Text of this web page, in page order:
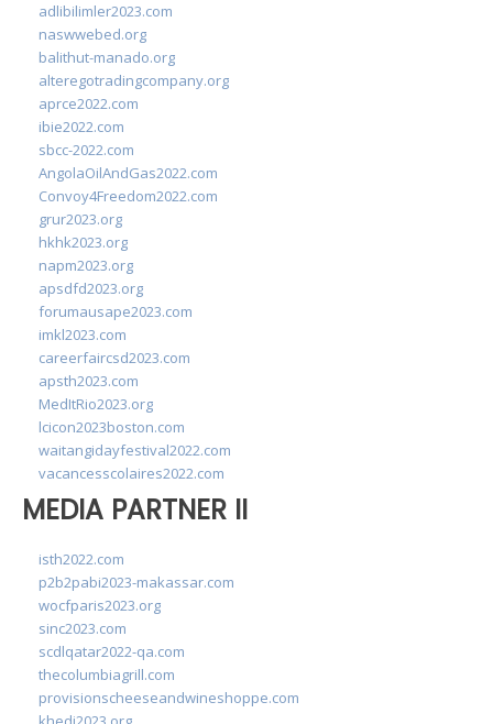
adlibilimler2023.com
naswwebed.org
balithut-manado.org
alteregotradingcompany.org
aprce2022.com
ibie2022.com
sbcc-2022.com
AngolaOilAndGas2022.com
Convoy4Freedom2022.com
grur2023.org
hkhk2023.org
napm2023.org
apsdfd2023.org
forumausape2023.com
imkl2023.com
careerfaircsd2023.com
apsth2023.com
MedItRio2023.org
lcicon2023boston.com
waitangidayfestival2022.com
vacancesscolaires2022.com
MEDIA PARTNER II
isth2022.com
p2b2pabi2023-makassar.com
wocfparis2023.org
sinc2023.com
scdlqatar2022-qa.com
thecolumbiagrill.com
provisionscheeseandwineshoppe.com